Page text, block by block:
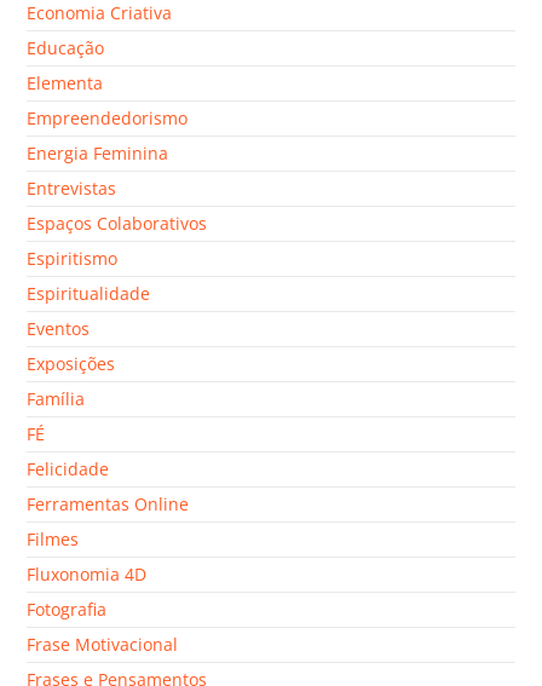
Economia Criativa
Educação
Elementa
Empreendedorismo
Energia Feminina
Entrevistas
Espaços Colaborativos
Espiritismo
Espiritualidade
Eventos
Exposições
Família
FÉ
Felicidade
Ferramentas Online
Filmes
Fluxonomia 4D
Fotografia
Frase Motivacional
Frases e Pensamentos